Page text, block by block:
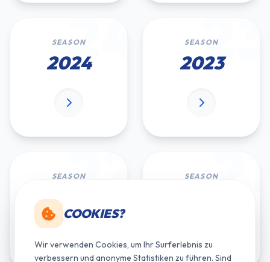
24
SEASON
2024 23
SEASON
2023
22
SEASON
2022 21
SEASON
COOKIES?
Wir verwenden Cookies, um Ihr Surferlebnis zu
verbessern und anonyme Statistiken zu führen. Sind